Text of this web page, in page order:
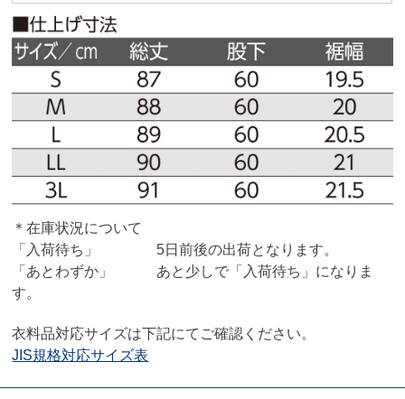
＊在庫状況について
「入荷待ち」 5日前後の出荷となります。
「あとわずか」 あと少しで「入荷待ち」になりま
す。
衣料品対応サイズは下記にてご確認ください。
JIS規格対応サイズ表